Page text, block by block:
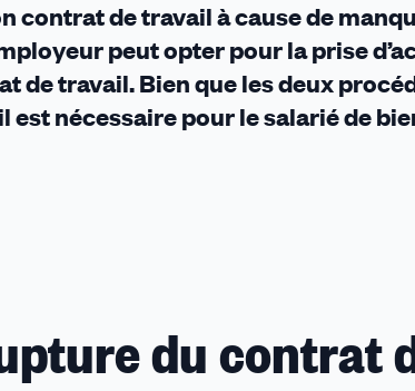
contrat de travail à cause de
peut opter pour la prise
de travail. Bien que les deux
nécessaire pour le salarié de
du contrat